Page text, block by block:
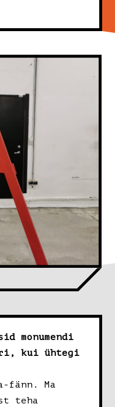
monumendi
kui ühtegi
fänn. Ma
teha